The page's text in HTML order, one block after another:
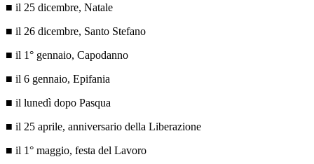
■ il 25 dicembre, Natale
■ il 26 dicembre, Santo Stefano
■ il 1° gennaio, Capodanno
■ il 6 gennaio, Epifania
■ il lunedì dopo Pasqua
■ il 25 aprile, anniversario della Liberazione
■ il 1° maggio, festa del Lavoro